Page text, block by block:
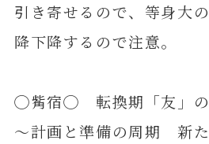
引き寄せるので、等身大
降下降するので注意。
◯觜宿◯ 転換期「友」の
～計画と準備の周期 新